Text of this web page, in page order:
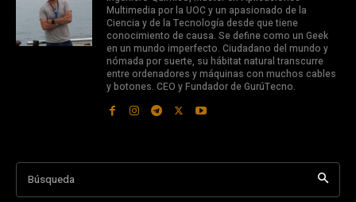
Multimedia por la UOC y un apasionado de la
Ciencia y de la Tecnología desde que tiene
conocimiento de causa. Se define como un Geek
en un mundo imperfecto. Ciudadano del mundo y
nómada por suerte, su hábitat natural transcurre
entre ordenadores y máquinas con muchos cables
y botones. CEO y Fundador de GurúTecno.
Búsqueda